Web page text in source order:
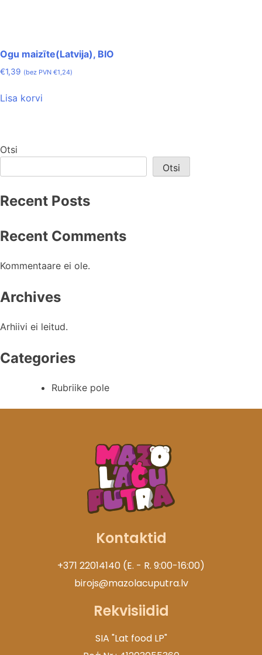
Ogu maizīte(Latvija), BIO
€1,39 (bez PVN €1,24)
Lisa korvi
Otsi
Otsi
Recent Posts
Recent Comments
Kommentaare ei ole.
Archives
Arhiivi ei leitud.
Categories
Rubriike pole
Kontaktid
+371 22014140 (E. - R. 9:00-16:00)
birojs@mazolacuputra.lv
Rekvisiidid
SIA "Lat food LP"